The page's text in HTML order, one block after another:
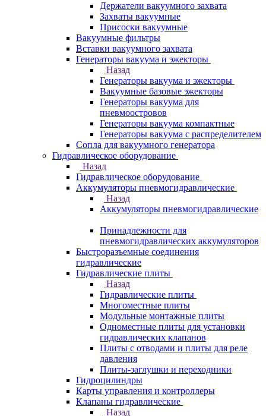
Держатели вакуумного захвата
Захваты вакуумные
Присоски вакуумные
Вакуумные фильтры
Вставки вакуумного захвата
Генераторы вакуума и эжекторы
Назад
Генераторы вакуума и эжекторы
Вакуумные базовые эжекторы
Генераторы вакуума для
пневмоостровов
Генераторы вакуума компактные
Генераторы вакуума с распределителем
Сопла для вакуумного генератора
Гидравлическое оборудование
Назад
Гидравлическое оборудование
Аккумуляторы пневмогидравлические
Назад
Аккумуляторы пневмогидравлические
Принадлежности для
пневмогидравлических аккумуляторов
Быстроразъемные соединения
гидравлические
Гидравлические плиты
Назад
Гидравлические плиты
Многоместные плиты
Модульные монтажные плиты
Одноместные плиты для установки
гидравлических клапанов
Плиты с отводами и плиты для реле
давления
Плиты-заглушки и переходники
Гидроцилиндры
Карты управления и контроллеры
Клапаны гидравлические
Назад